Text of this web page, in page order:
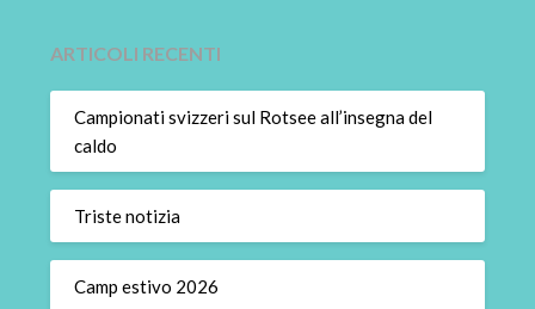
ARTICOLI RECENTI
Campionati svizzeri sul Rotsee all’insegna del
caldo
Triste notizia
Camp estivo 2026